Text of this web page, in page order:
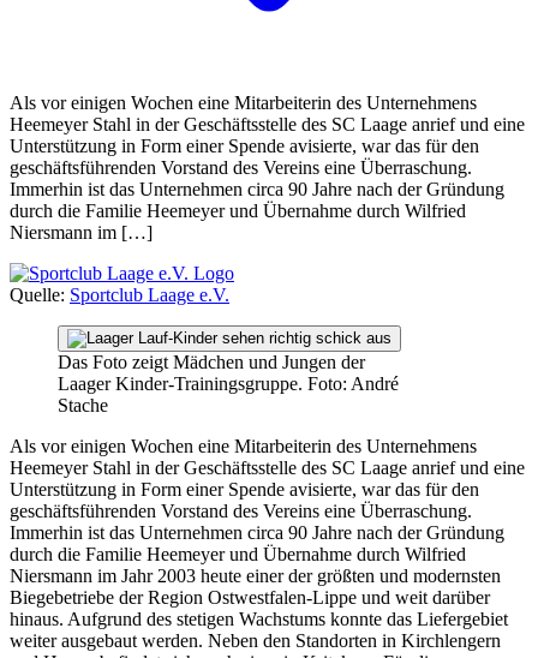
Als vor einigen Wochen eine Mitarbeiterin des Unternehmens
Heemeyer Stahl in der Geschäftsstelle des SC Laage anrief und eine
Unterstützung in Form einer Spende avisierte, war das für den
geschäftsführenden Vorstand des Vereins eine Überraschung.
Immerhin ist das Unternehmen circa 90 Jahre nach der Gründung
durch die Familie Heemeyer und Übernahme durch Wilfried
Niersmann im […]
Quelle: Sportclub Laage e.V.
Das Foto zeigt Mädchen und Jungen der
Laager Kinder-Trainingsgruppe. Foto: André
Stache
Als vor einigen Wochen eine Mitarbeiterin des Unternehmens
Heemeyer Stahl in der Geschäftsstelle des SC Laage anrief und eine
Unterstützung in Form einer Spende avisierte, war das für den
geschäftsführenden Vorstand des Vereins eine Überraschung.
Immerhin ist das Unternehmen circa 90 Jahre nach der Gründung
durch die Familie Heemeyer und Übernahme durch Wilfried
Niersmann im Jahr 2003 heute einer der größten und modernsten
Biegebetriebe der Region Ostwestfalen-Lippe und weit darüber
hinaus. Aufgrund des stetigen Wachstums konnte das Liefergebiet
weiter ausgebaut werden. Neben den Standorten in Kirchlengern